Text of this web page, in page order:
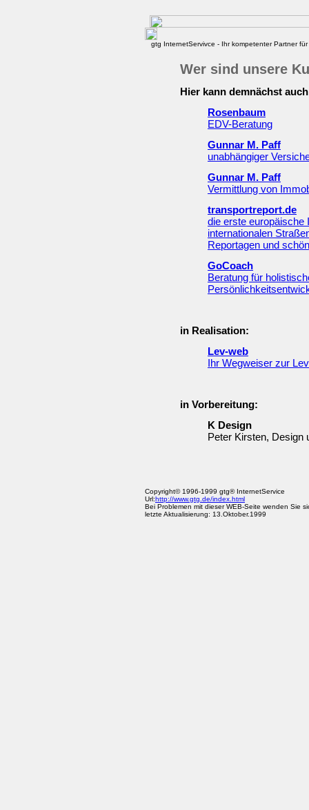
gtg InternetServivce - Ihr kompetenter Partner
Wer sind unsere
Hier kann demnächst
Rosenbaum
EDV-Beratung
Gunnar M. Paff
unabhängiger
Gunnar M. Paff
Vermittlung von
transportreport.de
die erste europäische
internationalen
Reportagen und
GoCoach
Beratung für
in Realisation:
Lev-web
Ihr Wegweiser zur
in Vorbereitung:
K Design
Peter Kirsten, Design
Copyright© 1996-1999 gtg® InternetService
Url:http://www.gtg.de/index.html
Bei Problemen mit dieser WEB-Seite wenden Sie
letzte Aktualisierung: 13.Oktober.1999